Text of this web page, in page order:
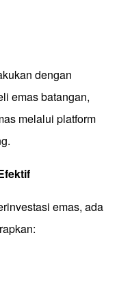
dengan
emas batangan,
melalui platform
emas, ada